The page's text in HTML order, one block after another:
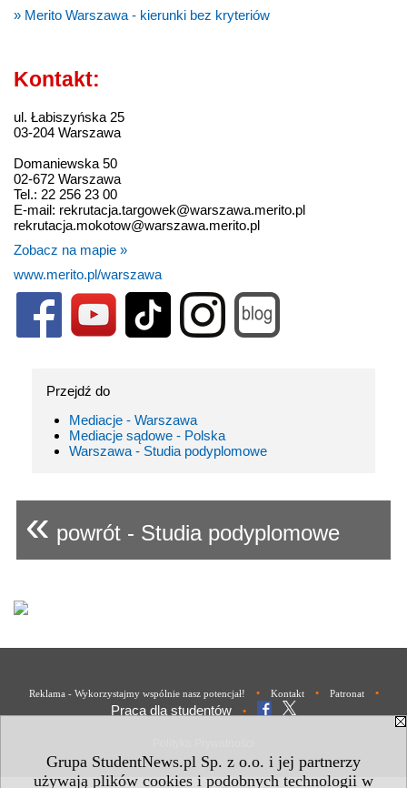
Grupa StudentNews.pl Sp. z o.o. i jej partnerzy
używają plików cookies i podobnych technologii w
» Merito Warszawa - kierunki bez kryteriów
Kontakt:
ul. Łabiszyńska 25
03-204 Warszawa
Domaniewska 50
02-672 Warszawa
Tel.: 22 256 23 00
E-mail: rekrutacja.targowek@warszawa.merito.pl
rekrutacja.mokotow@warszawa.merito.pl
Zobacz na mapie »
www.merito.pl/warszawa
Przejdź do
Mediacje - Warszawa
Mediacje sądowe - Polska
Warszawa - Studia podyplomowe
« powrót - Studia podyplomowe
Reklama - Wykorzystajmy wspólnie nasz potencjał! • Kontakt • Patronat •
Praca dla studentów •